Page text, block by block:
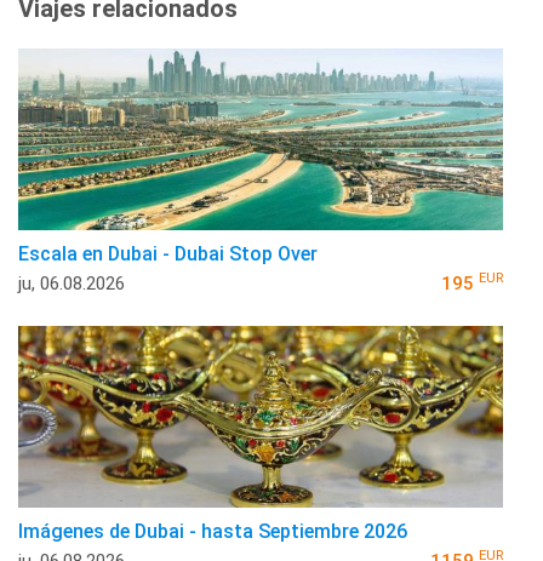
Viajes relacionados
Escala en Dubai - Dubai Stop Over
ju, 06.08.2026 195 EUR
Imágenes de Dubai - hasta Septiembre 2026
EUR